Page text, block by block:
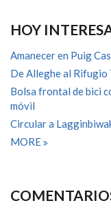
HOY
Amanecer en Puig
De Alleghe al Rifugio
Bolsa frontal de bici
móvil
Circular a
MORE